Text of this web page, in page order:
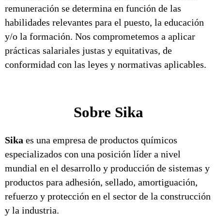
remuneración se determina en función de las
habilidades relevantes para el puesto, la educación
y/o la formación. Nos comprometemos a aplicar
prácticas salariales justas y equitativas, de
conformidad con las leyes y normativas aplicables.
Sobre Sika
Sika es una empresa de productos químicos
especializados con una posición líder a nivel
mundial en el desarrollo y producción de sistemas y
productos para adhesión, sellado, amortiguación,
refuerzo y protección en el sector de la construcción
y la industria.